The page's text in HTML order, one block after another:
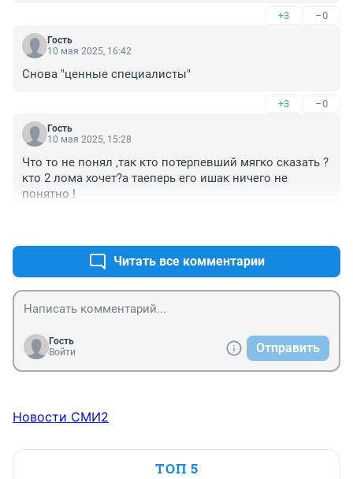
+3 –0
Гость
10 мая 2025, 16:42
Снова "ценные специалисты"
+3 –0
Гость
10 мая 2025, 15:28
Что то не понял ,так кто потерпевший мягко сказать ?
кто 2 лома хочет?а таеперь его ишак ничего не
понятно !
Читать все комментарии
Гость
Войти
Отправить
Новости СМИ2
ТОП 5